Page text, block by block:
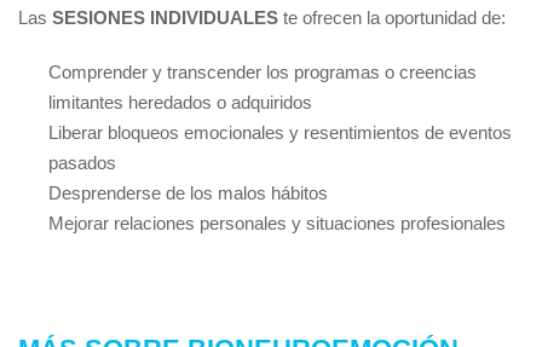
Las SESIONES INDIVIDUALES te ofrecen la oportunidad de:
Comprender y transcender los programas o creencias
limitantes heredados o adquiridos
Liberar bloqueos emocionales y resentimientos de eventos
pasados
Desprenderse de los malos hábitos
Mejorar relaciones personales y situaciones profesionales